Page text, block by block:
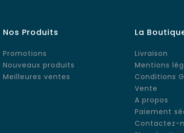
Nos Produits
Promotions
Nouveaux produits
Meilleures ventes
La
Livraison
Mentions
Conditions
Vente
A propos
Paiement
Contactez-